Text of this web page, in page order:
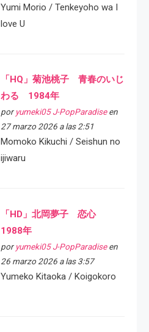
Yumi Morio / Tenkeyoho wa I
love U
「HQ」菊池桃子 青春のいじ
わる 1984年
por yumeki05 J-PopParadiseen
27 marzo 2026 a las 2:51
Momoko Kikuchi / Seishun no
ijiwaru
「HD」北岡夢子 恋心
1988年
por yumeki05 J-PopParadiseen
26 marzo 2026 a las 3:57
Yumeko Kitaoka / Koigokoro